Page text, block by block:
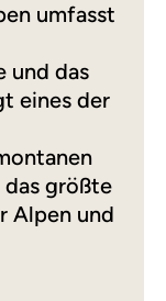
umfasst
und das
eines der
größte
Alpen und